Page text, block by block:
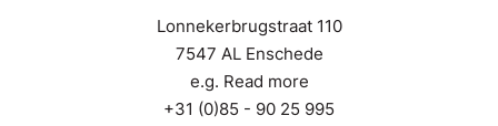
Lonnekerbrugstraat 110
7547 AL Enschede
e.g. Read more
+31 (0)85 - 90 25 995